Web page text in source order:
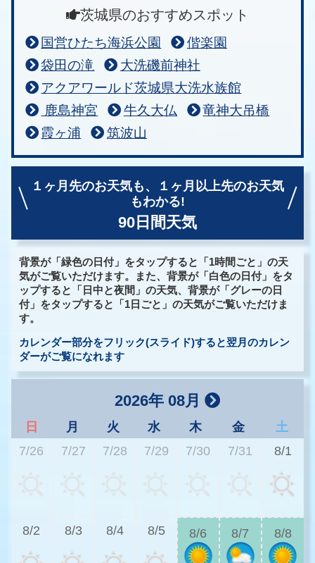
茨城県のおすすめスポット
国営ひたち海浜公園
偕楽園
袋田の滝
大洗磯前神社
アクアワールド茨城県大洗水族館
鹿島神宮
牛久大仏
竜神大吊橋
霞ヶ浦
筑波山
１ヶ月先のお天気も、
１ヶ月以上先のお天気
もわかる!
90日間天気
背景が「緑色の日付」をタップすると「1時間ごと」の天
気がご覧いただけます。また、背景が「白色の日付」をタ
ップすると「日中と夜間」の天気、背景が「グレーの日
付」をタップすると「1日ごと」の天気がご覧いただけま
す。
カレンダー部分をフリック(スライド)すると翌月のカレン
ダーがご覧になれます
2026年 08月
日 月 火 水 木 金
土
7/26
7/27 7/28 7/29 7/30 7/31 8/1
8/2 8/3 8/4 8/5 8/6 8/7 8/8